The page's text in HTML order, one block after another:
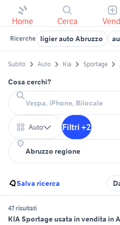
Home Cerca
Ricerche ligier auto Abruzzo
Subito Auto Kia Sportage
Cosa cerchi?
Auto Filtri +2
Salva ricerca
47 risultati
KIA Sportage usata in vendita in